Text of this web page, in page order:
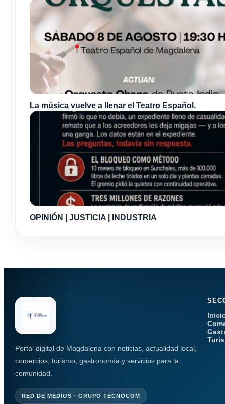
La música vuelve a llenar el Teatro Español.
OPINIÓN | JUSTICIA | INDUSTRIA
Portal digital de Magdalena con noticias, actualidad local,
comercios, turismo, gastronomía y servicios para la
comunidad.
RED DE MEDIOS · GRUPO TECNOCOM